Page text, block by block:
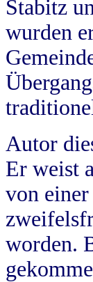
Stabitz
wurden
Autor
Er weist
von
worden.